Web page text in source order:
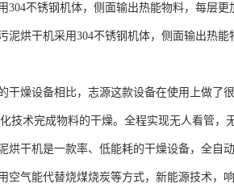
304不锈钢机体，侧面输出热能物料，每层
泥烘干机采用304不锈钢机体，侧面输出热
干燥设备相比，志源这款设备在使用上做了
技术完成物料的干燥。全程实现无人看管，
烘干机是一款率、低能耗的干燥设备，全自
空气能代替烧煤烧炭等方式，新能源技术，